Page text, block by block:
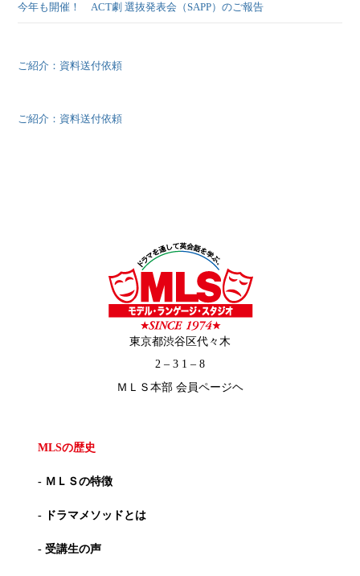
今年も開催！ ACT劇 選抜発表会（SAPP）のご報告
ご紹介：資料送付依頼
ご紹介：資料送付依頼
東京都渋谷区代々木
2 – 3 1 – 8
ＭＬＳ本部 会員ページヘ
MLSの歴史
- ＭＬＳの特徴
- ドラマメソッドとは
- 受講生の声